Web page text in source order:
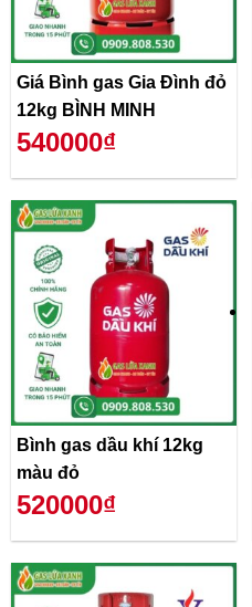
Giá Bình gas Gia Đình đỏ
12kg BÌNH MINH
540000₫
Bình gas dầu khí 12kg
màu đỏ
520000₫